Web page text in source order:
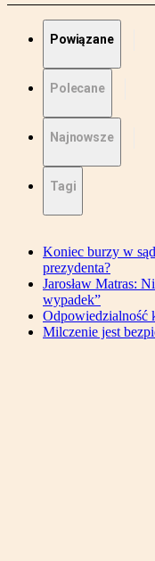
Powiązane
Polecane
Najnowsze
Tagi
Koniec burzy w
prezydenta?
Jarosław Matras:
wypadek”
Odpowiedzialność
Milczenie jest